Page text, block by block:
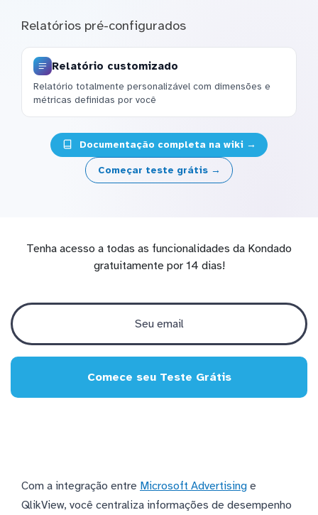
Relatórios pré-configurados
Relatório customizado
Relatório totalmente personalizável com dimensões e
métricas definidas por você
Documentação completa na wiki →
Começar teste grátis →
Tenha acesso a todas as funcionalidades da Kondado
gratuitamente por 14 dias!
Comece seu Teste Grátis
Com a integração entre Microsoft Advertising e
QlikView, você centraliza informações de desempenho